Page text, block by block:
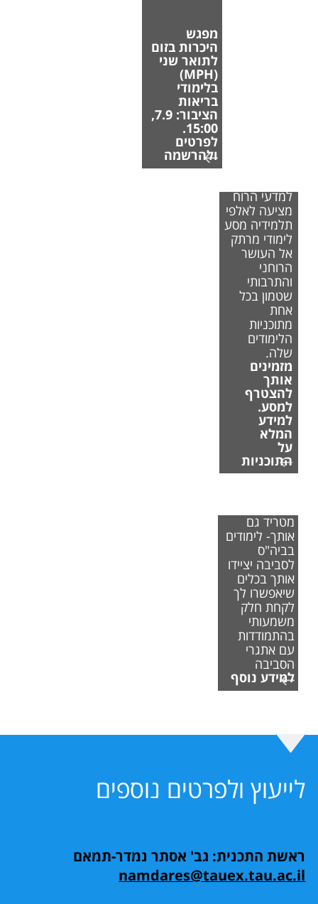
מפגש
היכרות בזום
לתואר שני
(MPH)
בלימודי
בריאות
הציבור: 7.9,
15:00.
לפרטים
ולהרשמה
למדעי הרוח
מציעה לאלפי
תלמידיה מסע
לימודי מרתק
אל העושר
הרוחני
והתרבותי
שטמון בכל
אחת
מתוכניות
הלימודים
שלה.
מזמינים
אותך
להצטרף
למסע.
למידע
המלא
על
התוכניות
מטריד גם
אותך- לימודים
בביה"ס
לסביבה יציידו
אותך בכלים
שיאפשרו לך
לקחת חלק
משמעותי
בהתמודדות
עם אתגרי
הסביבה
למידע נוסף
לייעוץ ולפרטים נוספים
ראשת התכנית: גב' אסתר נמדר-תמאם
namdares@tauex.tau.ac.il